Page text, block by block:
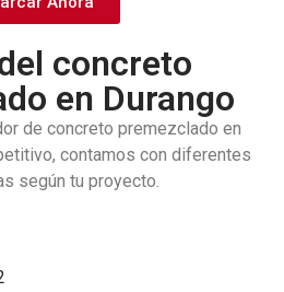
concreto
en Durango
de concreto premezclado en
contamos con diferentes
según tu proyecto.